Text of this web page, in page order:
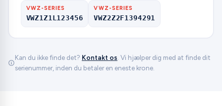
VWZ-SERIES
VWZ1Z1L123456
VWZ-SERIES
VWZ2Z2F1394291
Kan du ikke finde det? Kontakt os. Vi hjælper dig med at finde dit
serienummer, inden du betaler en eneste krone.